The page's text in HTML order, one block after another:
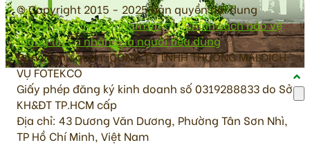
© Copyright 2015 - 2025 bản quyền nội dung
antoanvesinhthucpham.vn|Chính sách bảo vệ
thông tin cá nhân của người tiêu dùng
Đơn vị chủ quản: CÔNG TY TNHH THƯƠNG MẠI DỊCH
VỤ FOTEKCO
Giấy phép đăng ký kinh doanh số 0319288833 do Sở
KH&ĐT TP.HCM cấp
Địa chỉ: 43 Dương Văn Dương, Phường Tân Sơn Nhì,
TP Hồ Chí Minh, Việt Nam